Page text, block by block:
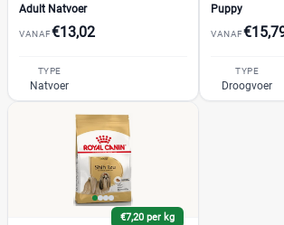
Boxer
Bulldog
Chihuahua
Cocker
+55 meer
Royal Canin Calm Hond Droogvoer
Acana
Adult Natvoer
VANAF€13,02
TYPE
Natvoer
Puppy
VANAF
TYPE
Droogvoer
€7,20 per kg